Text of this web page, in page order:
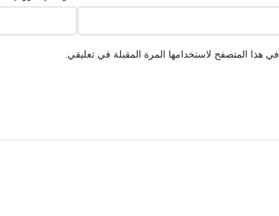
هذا المتصفح لاستخدامها المرة المقبلة في تعليقي.